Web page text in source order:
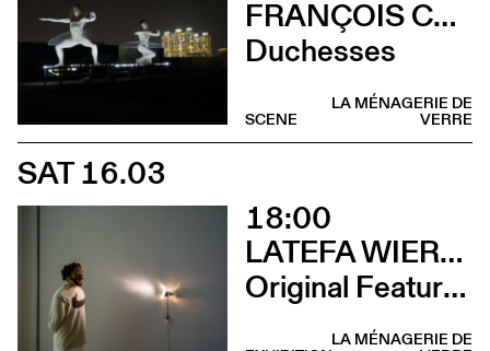
FRANÇOIS CHAIGNAUD & MARIE-CAROLINE HOMINAL
Duchesses
LA MÉNAGERIE DE
VERRE
SCENE
SAT 16.03
18:00
LATEFA WIERSCH
Original Features
LA MÉNAGERIE DE